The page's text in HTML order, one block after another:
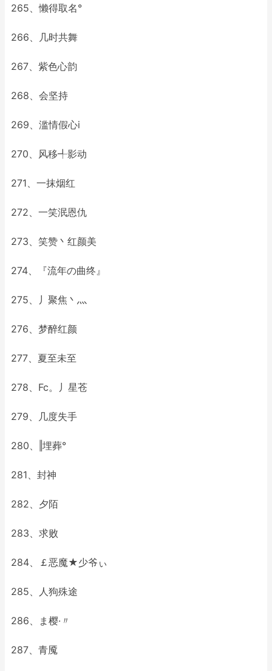
265、懒得取名°
266、几时共舞
267、紫色心韵
268、会坚持
269、滥情假心i
270、风移╃影动
271、一抹烟红
272、一笑泯恩仇
273、笑赞丶红颜美
274、『流年の曲终』
275、丿聚焦丶灬
276、梦醉红颜
277、夏至未至
278、Fc。丿星苍
279、几度失手
280、‖埋葬°
281、封神
282、夕陌
283、求败
284、￡恶魔★少爷ぃ
285、人狗殊途
286、ま樱·〃
287、青魇